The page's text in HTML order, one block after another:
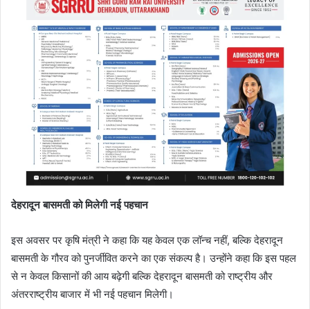
देहरादून बासमती को मिलेगी नई पहचान
इस अवसर पर कृषि मंत्री ने कहा कि यह केवल एक लॉन्च नहीं, बल्कि देहरादून
बासमती के गौरव को पुनर्जीवित करने का एक संकल्प है। उन्होंने कहा कि इस पहल
से न केवल किसानों की आय बढ़ेगी बल्कि देहरादून बासमती को राष्ट्रीय और
अंतरराष्ट्रीय बाजार में भी नई पहचान मिलेगी।